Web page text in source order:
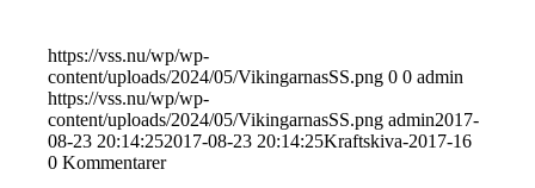
https://vss.nu/wp/wp-
content/uploads/2024/05/VikingarnasSS.png 0 0 admin
https://vss.nu/wp/wp-
content/uploads/2024/05/VikingarnasSS.png admin2017-
08-23 20:14:252017-08-23 20:14:25Kraftskiva-2017-16
0 Kommentarer